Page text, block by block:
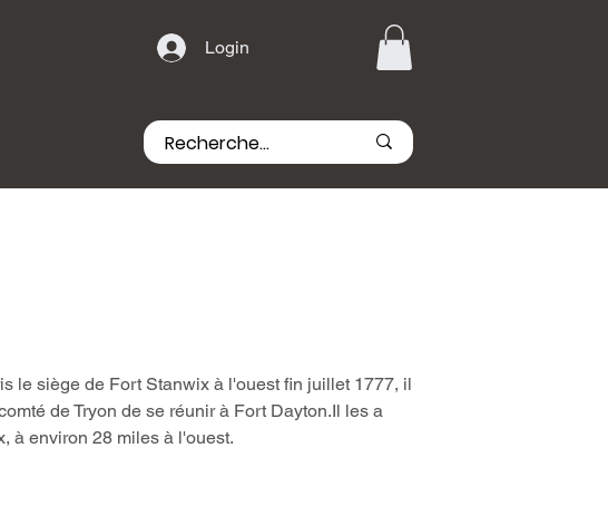
Login
le siège de Fort Stanwix à l'ouest fin juillet 1777, il
de Tryon de se réunir à Fort Dayton.Il les a
à environ 28 miles à l'ouest.